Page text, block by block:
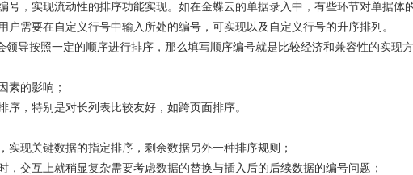
号，实现流动性的排序功能实现。如在金蝶云的单据录入中，有些环节对单据体
需要在自定义行号中输入所处的编号，可实现以及自定义行号的升序排列。
领导按照一定的顺序进行排序，那么填写顺序编号就是比较经济和兼容性的实现
素的影响；
，特别是对长列表比较友好，如跨页面排序。
实现关键数据的指定排序，剩余数据另外一种排序规则；
，交互上就稍显复杂需要考虑数据的替换与插入后的后续数据的编号问题；